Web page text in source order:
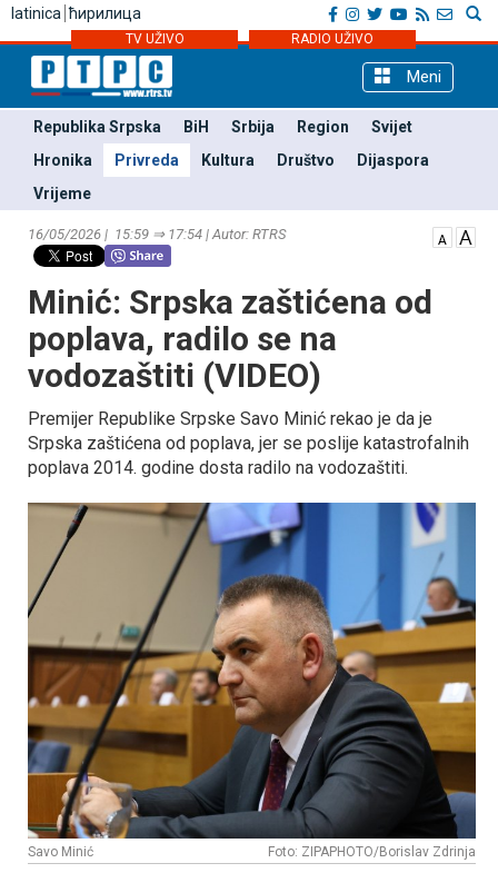
latinica ћирилица
TV UŽIVO RADIO UŽIVO
Meni
Republika Srpska BiH Srbija Region
Svijet
Hronika
Privreda Kultura Društvo
Dijaspora
Vrijeme
16/05/2026 | 15:59 ⇒ 17:54 | Autor: RTRS
Minić: Srpska zaštićena od
poplava, radilo se na
vodozaštiti (VIDEO)
Premijer Republike Srpske Savo Minić rekao je da je
Srpska zaštićena od poplava, jer se poslije katastrofalnih
poplava 2014. godine dosta radilo na vodozaštiti.
Savo Minić Foto: ZIPAPHOTO/Borislav Zdrinja